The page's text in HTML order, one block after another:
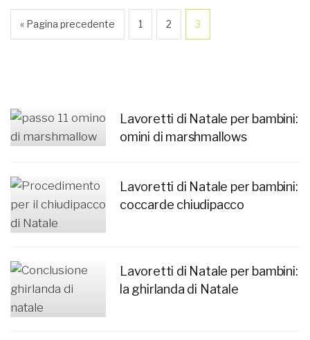
« Pagina precedente 1 2 3
Lavoretti di Natale per bambini:
omini di marshmallows
Lavoretti di Natale per bambini:
coccarde chiudipacco
Lavoretti di Natale per bambini:
la ghirlanda di Natale